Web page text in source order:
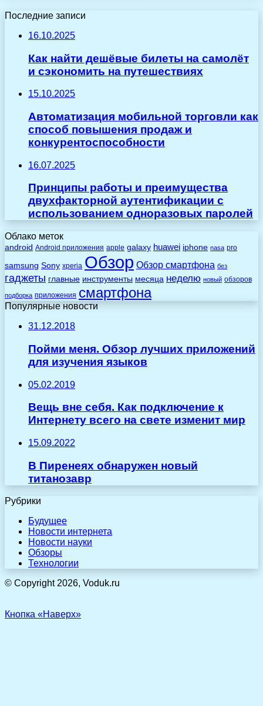
Последние записи
16.10.2025
Как найти дешёвые билеты на самолёт
и сэкономить на путешествиях
15.10.2025
Автоматизация мобильной торговли как
способ повышения продаж и
конкурентоспособности
16.07.2025
Принципы работы и преимущества
двухфакторной аутентификации с
использованием одноразовых паролей
Облако меток
android Android приложения apple galaxy huawei iphone nasa pro
samsung Sony xperia Обзор Обзор смартфона без
гаджеты главные инструменты месяца неделю новый обзоров
подборка приложения смартфона
Популярные новости
31.12.2018
Пойми меня. Обзор лучших приложений
для изучения языков
05.02.2019
Вещь вне себя. Как подключение к
Интернету всего на свете изменит мир
15.09.2022
В Пиренеях обнаружен новый
титанозавр
Рубрики
Будущее
Новости интернета
Новости науки
Обзоры
Технологии
© Copyright 2026, Voduk.ru
Кнопка «Наверх»